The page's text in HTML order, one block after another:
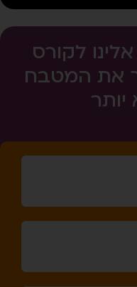
לקורס
את המטבח